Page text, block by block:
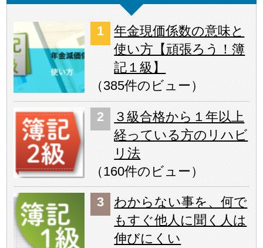
年金現価係数の意味と
使い方【頑張ろう！簿
記１級】
（385件のビュー ）
３級合格から１年以上
経っている方のリハビ
リ法
（160件のビュー ）
わからない事を、何で
もすぐ他人に聞く人は
伸びにくい